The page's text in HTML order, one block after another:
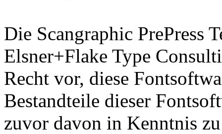
Die Scangraphic PrePress
Elsner+Flake Type
Recht vor, diese
Bestandteile dieser
zuvor davon in Kenntnis zu